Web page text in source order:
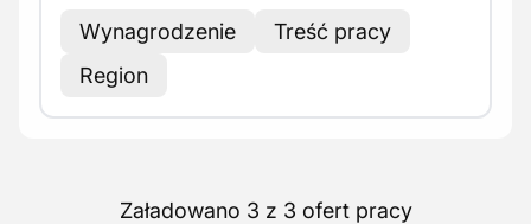
Wynagrodzenie
Treść pracy
Region
Załadowano 3 z 3 ofert pracy